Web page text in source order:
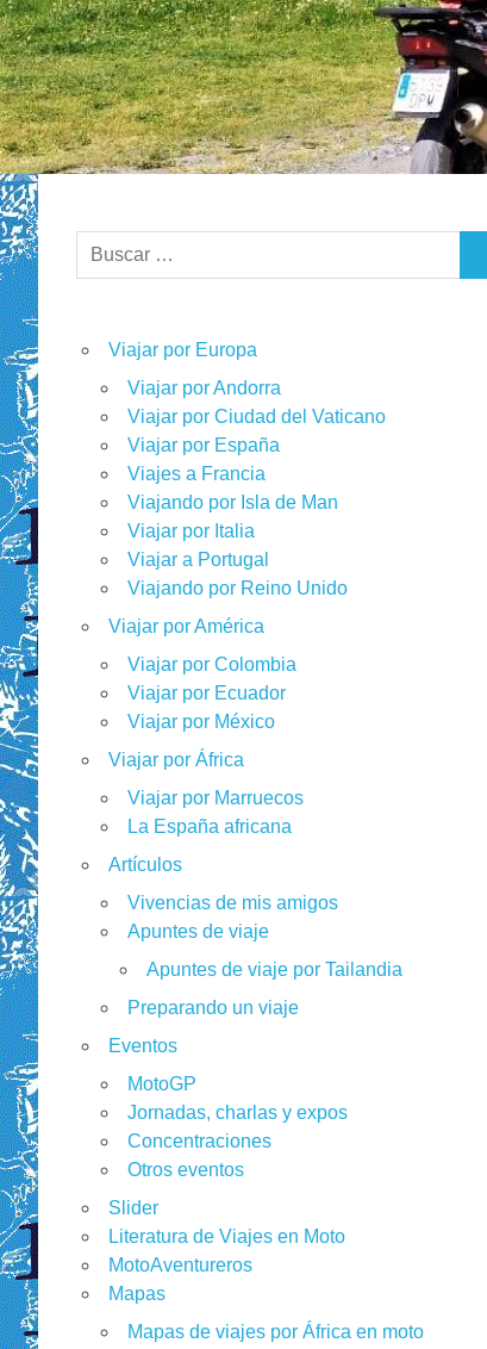
Buscar:
Viajar por Europa
Viajar por Andorra
Viajar por Ciudad del Vaticano
Viajar por España
Viajes a Francia
Viajando por Isla de Man
Viajar por Italia
Viajar a Portugal
Viajando por Reino Unido
Viajar por América
Viajar por Colombia
Viajar por Ecuador
Viajar por México
Viajar por África
Viajar por Marruecos
La España africana
Artículos
Vivencias de mis amigos
Apuntes de viaje
Apuntes de viaje por Tailandia
Preparando un viaje
Eventos
MotoGP
Jornadas, charlas y expos
Concentraciones
Otros eventos
Slider
Literatura de Viajes en Moto
MotoAventureros
Mapas
Mapas de viajes por África en moto